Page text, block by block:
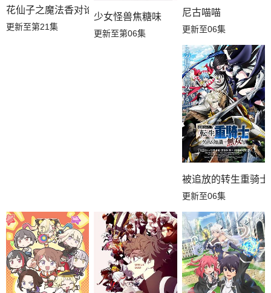
花仙子之魔法香对论
更新至第21集
少女怪兽焦糖味
更新至第06集
尼古喵喵
更新至06集
被追放的转生重骑
更新至06集